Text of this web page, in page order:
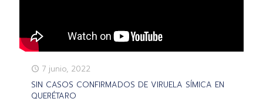
7 junio, 2022
SIN CASOS CONFIRMADOS DE VIRUELA SÍMICA EN
QUERÉTARO